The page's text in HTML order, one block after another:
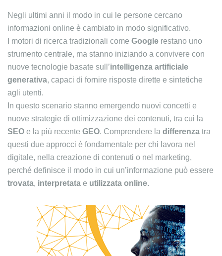
Negli ultimi anni il modo in cui le persone cercano
informazioni online è cambiato in modo significativo.
I motori di ricerca tradizionali come Google restano uno
strumento centrale, ma stanno iniziando a convivere con
nuove tecnologie basate sull’intelligenza artificiale
generativa, capaci di fornire risposte dirette e sintetiche
agli utenti.
In questo scenario stanno emergendo nuovi concetti e
nuove strategie di ottimizzazione dei contenuti, tra cui la
SEO e la più recente GEO. Comprendere la differenza tra
questi due approcci è fondamentale per chi lavora nel
digitale, nella creazione di contenuti o nel marketing,
perché definisce il modo in cui un’informazione può essere
trovata, interpretata e utilizzata online.